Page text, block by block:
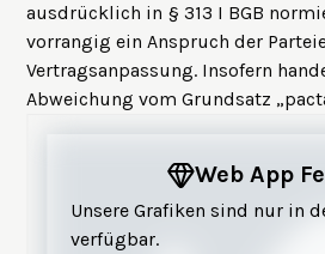
ausdrücklich in § 313 I BGB
vorrangig ein Anspruch der
Vertragsanpassung. Insofern
Abweichung vom Grundsatz
Web App
Unsere Grafiken sind nur in
verfügbar.